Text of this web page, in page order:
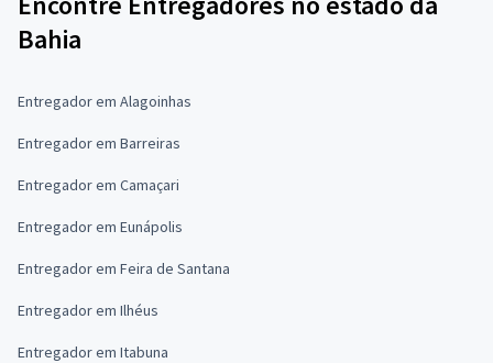
Bahia
Entregador em Alagoinhas
Entregador em Barreiras
Entregador em Camaçari
Entregador em Eunápolis
Entregador em Feira de Santana
Entregador em Ilhéus
Entregador em Itabuna